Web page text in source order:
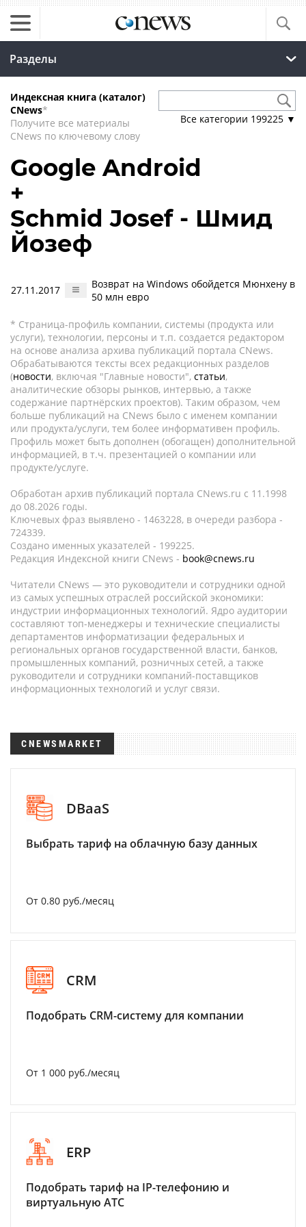
Разделы
Индексная книга (каталог)
CNews*
Получите все материалы
CNews по ключевому слову
Все категории 199225 ▼
Google Android
+
Schmid Josef - Шмид
Йозеф
27.11.2017
Возврат на Windows обойдется Мюнхену в
50 млн евро
* Страница-профиль компании, системы (продукта или
услуги), технологии, персоны и т.п. создается редактором
на основе анализа архива публикаций портала CNews.
Обрабатываются тексты всех редакционных разделов
(новости, включая "Главные новости", статьи,
аналитические обзоры рынков, интервью, а также
содержание партнёрских проектов). Таким образом, чем
больше публикаций на CNews было с именем компании
или продукта/услуги, тем более информативен профиль.
Профиль может быть дополнен (обогащен) дополнительной
информацией, в т.ч. презентацией о компании или
продукте/услуге.
Обработан архив публикаций портала CNews.ru c 11.1998
до 08.2026 годы.
Ключевых фраз выявлено - 1463228, в очереди разбора -
724339.
Создано именных указателей - 199225.
Редакция Индексной книги CNews - book@cnews.ru
Читатели CNews — это руководители и сотрудники одной
из самых успешных отраслей российской экономики:
индустрии информационных технологий. Ядро аудитории
составляют топ-менеджеры и технические специалисты
департаментов информатизации федеральных и
региональных органов государственной власти, банков,
промышленных компаний, розничных сетей, а также
руководители и сотрудники компаний-поставщиков
информационных технологий и услуг связи.
CNEWSMARKET
DBaaS
Выбрать тариф на облачную базу данных
От 0.80 руб./месяц
CRM
Подобрать CRM-систему для компании
От 1 000 руб./месяц
ERP
Подобрать тариф на IP-телефонию и
виртуальную АТС